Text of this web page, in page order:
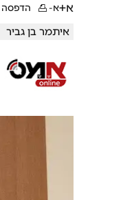
א+א- הדפסה
איתמר בן גביר